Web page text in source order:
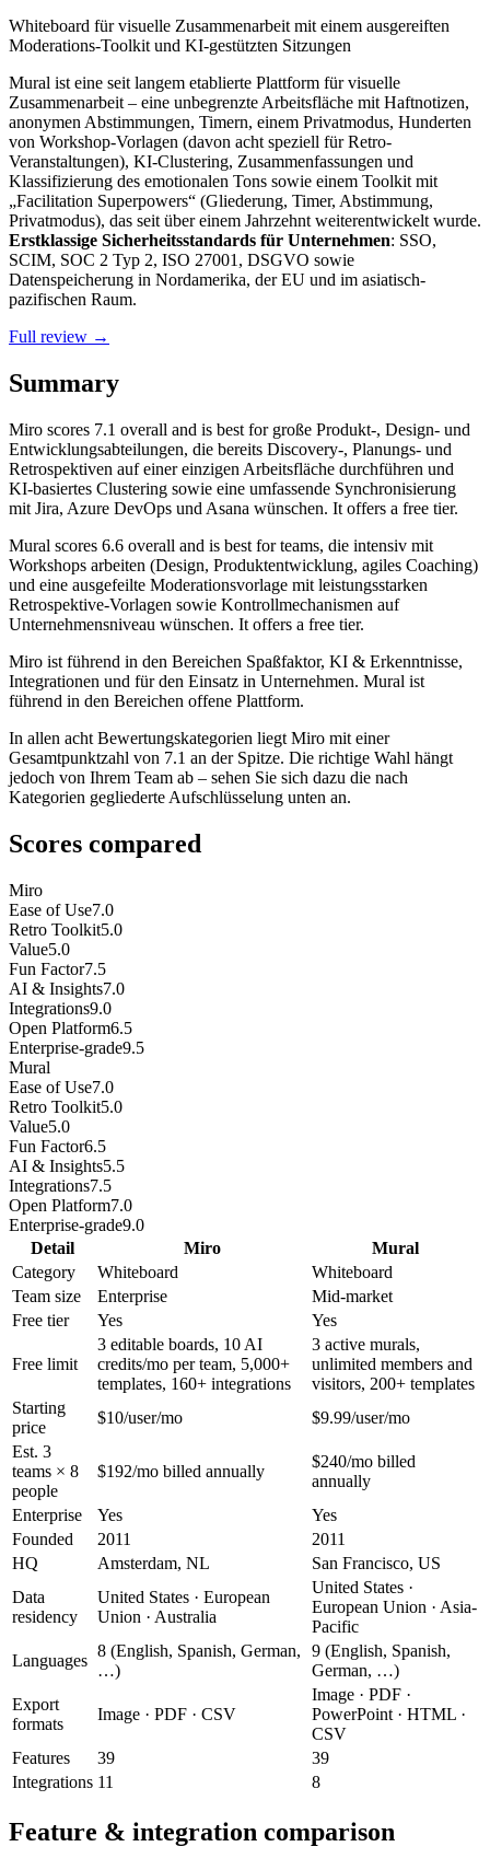
Whiteboard für visuelle Zusammenarbeit mit einem ausgereiften
Moderations-Toolkit und KI-gestützten Sitzungen
Mural ist eine seit langem etablierte Plattform für visuelle
Zusammenarbeit – eine unbegrenzte Arbeitsfläche mit Haftnotizen,
anonymen Abstimmungen, Timern, einem Privatmodus, Hunderten
von Workshop-Vorlagen (davon acht speziell für Retro-
Veranstaltungen), KI-Clustering, Zusammenfassungen und
Klassifizierung des emotionalen Tons sowie einem Toolkit mit
„Facilitation Superpowers“ (Gliederung, Timer, Abstimmung,
Privatmodus), das seit über einem Jahrzehnt weiterentwickelt wurde.
Erstklassige Sicherheitsstandards für Unternehmen: SSO,
SCIM, SOC 2 Typ 2, ISO 27001, DSGVO sowie
Datenspeicherung in Nordamerika, der EU und im asiatisch-
pazifischen Raum.
Full review →
Summary
Miro scores 7.1 overall and is best for große Produkt-, Design- und
Entwicklungsabteilungen, die bereits Discovery-, Planungs- und
Retrospektiven auf einer einzigen Arbeitsfläche durchführen und
KI-basiertes Clustering sowie eine umfassende Synchronisierung
mit Jira, Azure DevOps und Asana wünschen. It offers a free tier.
Mural scores 6.6 overall and is best for teams, die intensiv mit
Workshops arbeiten (Design, Produktentwicklung, agiles Coaching)
und eine ausgefeilte Moderationsvorlage mit leistungsstarken
Retrospektive-Vorlagen sowie Kontrollmechanismen auf
Unternehmensniveau wünschen. It offers a free tier.
Miro ist führend in den Bereichen Spaßfaktor, KI & Erkenntnisse,
Integrationen und für den Einsatz in Unternehmen. Mural ist
führend in den Bereichen offene Plattform.
In allen acht Bewertungskategorien liegt Miro mit einer
Gesamtpunktzahl von 7.1 an der Spitze. Die richtige Wahl hängt
jedoch von Ihrem Team ab – sehen Sie sich dazu die nach
Kategorien gegliederte Aufschlüsselung unten an.
Scores compared
Miro
Ease of Use7.0
Retro Toolkit5.0
Value5.0
Fun Factor7.5
AI & Insights7.0
Integrations9.0
Open Platform6.5
Enterprise-grade9.5
Mural
Ease of Use7.0
Retro Toolkit5.0
Value5.0
Fun Factor6.5
AI & Insights5.5
Integrations7.5
Open Platform7.0
Enterprise-grade9.0
Detail
Miro
Mural
Category
Whiteboard
Whiteboard
Team size
Enterprise
Mid-market
Free tier
Yes Yes
Free limit
3 editable boards, 10 AI
credits/mo per team, 5,000+
templates, 160+ integrations
3 active murals,
unlimited members and
visitors, 200+ templates
Starting
price
$10/user/mo
$9.99/user/mo
Est. 3
teams × 8
people
$192/mo billed annually
$240/mo billed
annually
Enterprise
Yes
Yes
Founded
2011
2011
HQ
Amsterdam, NL
San Francisco, US
Data
residency
United States · European
Union · Australia
United States ·
European Union · Asia-
Pacific
Languages
8 (English, Spanish, German,
…)
9 (English, Spanish,
German, …)
Export
formats
Image · PDF · CSV
Image · PDF ·
PowerPoint · HTML ·
CSV
Features
39
39
Integrations 11 8
Feature & integration comparison